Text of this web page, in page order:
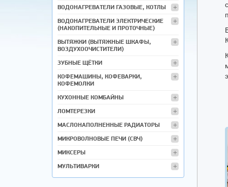
ВОДОНАГРЕВАТЕЛИ ГАЗОВЫЕ, КОТЛЫ
ВОДОНАГРЕВАТЕЛИ ЭЛЕКТРИЧЕСКИЕ
(НАКОПИТЕЛЬНЫЕ И ПРОТОЧНЫЕ)
ВЫТЯЖКИ (ВЫТЯЖНЫЕ ШКАФЫ,
ВОЗДУХООЧИСТИТЕЛИ)
ЗУБНЫЕ ЩЁТКИ
КОФЕМАШИНЫ, КОФЕВАРКИ,
КОФЕМОЛКИ
КУХОННЫЕ КОМБАЙНЫ
ЛОМТЕРЕЗКИ
МАСЛОНАПОЛНЕННЫЕ РАДИАТОРЫ
МИКРОВОЛНОВЫЕ ПЕЧИ (СВЧ)
МИКСЕРЫ
МУЛЬТИВАРКИ
МЯСОРУБКИ